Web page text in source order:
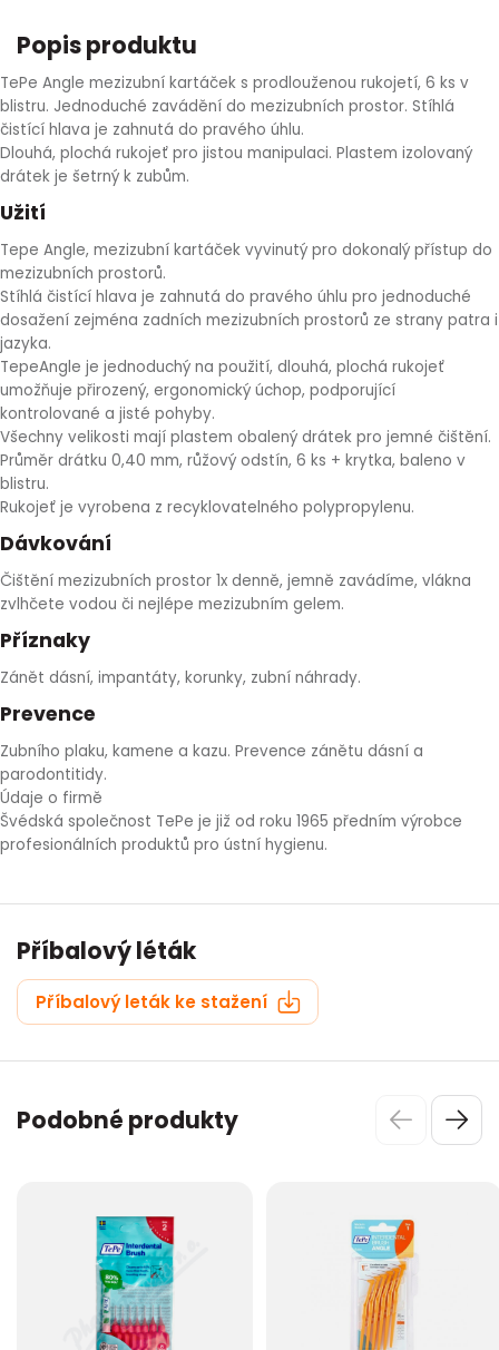
ČESNEK
ŠÍPEK
DETOXIKAČNÍ OČISTA ORGANISMU
ŠTÍTNÁ ŽLÁZA
MACA
STRIE A CELULITIDA
PÉČE O POPRSÍ
Popis produktu
TePe Angle mezizubní kartáček s prodlouženou rukojetí, 6 ks v
blistru. Jednoduché zavádění do mezizubních prostor. Stíhlá
čistící hlava je zahnutá do pravého úhlu.
Dlouhá, plochá rukojeť pro jistou manipulaci. Plastem izolovaný
drátek je šetrný k zubům.
Užití
Tepe Angle, mezizubní kartáček vyvinutý pro dokonalý přístup do
mezizubních prostorů.
Stíhlá čistící hlava je zahnutá do pravého úhlu pro jednoduché
dosažení zejména zadních mezizubních prostorů ze strany patra i
jazyka.
TepeAngle je jednoduchý na použití, dlouhá, plochá rukojeť
umožňuje přirozený, ergonomický úchop, podporující
kontrolované a jisté pohyby.
Všechny velikosti mají plastem obalený drátek pro jemné čištění.
Průměr drátku 0,40 mm, růžový odstín, 6 ks + krytka, baleno v
blistru.
Rukojeť je vyrobena z recyklovatelného polypropylenu.
Dávkování
Čištění mezizubních prostor 1x denně, jemně zavádíme, vlákna
zvlhčete vodou či nejlépe mezizubním gelem.
Příznaky
Zánět dásní, impantáty, korunky, zubní náhrady.
Prevence
Zubního plaku, kamene a kazu. Prevence zánětu dásní a
parodontitidy.
Údaje o firmě
Švédská společnost TePe je již od roku 1965 předním výrobce
profesionálních produktů pro ústní hygienu.
Příbalový léták
Příbalový leták ke stažení
Podobné produkty